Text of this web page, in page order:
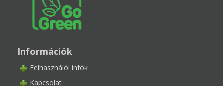
Információk
Felhasználói infók
Kapcsolat